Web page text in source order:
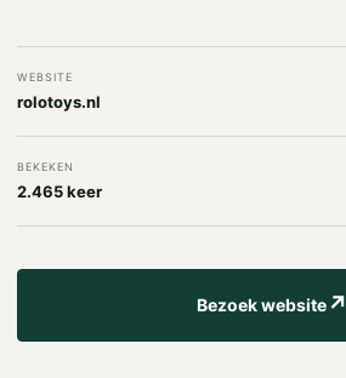
WEBSITE
rolotoys.nl
BEKEKEN
2.465 keer
Bezoek website↗